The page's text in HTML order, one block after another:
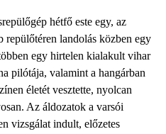
hétfő este egy, az
repülőtéren landolás közben egy
egy hirtelen kialakult vihar
pilótája, valamint a hangárban
életét vesztette, nyolcan
Az áldozatok a varsói
vizsgálat indult, előzetes